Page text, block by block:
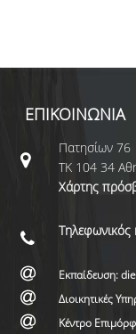
ΕΠΙΚΟΙΝΩΝΙΑ
Πατησίων 76
ΤΚ 104 34
Χάρτης
Εκπαίδευση:
Διοικητικές
Κέντρο